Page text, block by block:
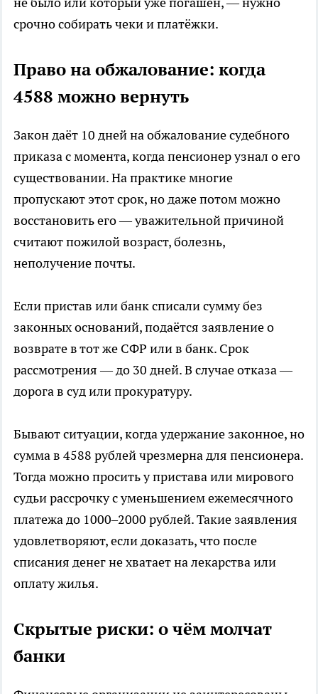
срочно собирать чеки и платёжки.
Право на обжалование: когда
4588 можно вернуть
Закон даёт 10 дней на обжалование судебного
приказа с момента, когда пенсионер узнал о его
существовании. На практике многие
пропускают этот срок, но даже потом можно
восстановить его — уважительной причиной
считают пожилой возраст, болезнь,
неполучение почты.
Если пристав или банк списали сумму без
законных оснований, подаётся заявление о
возврате в тот же СФР или в банк. Срок
рассмотрения — до 30 дней. В случае отказа —
дорога в суд или прокуратуру.
Бывают ситуации, когда удержание законное, но
сумма в 4588 рублей чрезмерна для пенсионера.
Тогда можно просить у пристава или мирового
судьи рассрочку с уменьшением ежемесячного
платежа до 1000–2000 рублей. Такие заявления
удовлетворяют, если доказать, что после
списания денег не хватает на лекарства или
оплату жилья.
Скрытые риски: о чём молчат
банки